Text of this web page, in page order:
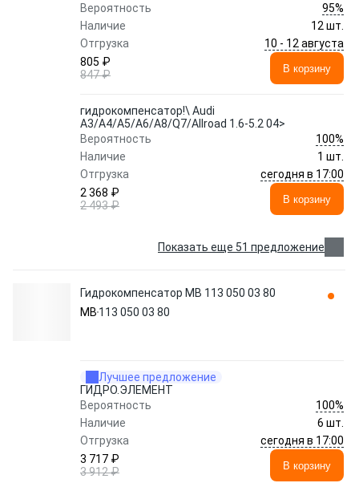
Вероятность
95%
Наличие
12 шт.
Отгрузка
10 - 12 августа
805 ₽
847 ₽
В корзину
гидрокомпенсатор!\ Audi
A3/A4/A5/A6/A8/Q7/Allroad 1.6-5.2 04>
Вероятность
100%
Наличие
1 шт.
Отгрузка
сегодня в 17:00
2 368 ₽
2 493 ₽
В корзину
Показать еще 51 предложение
Гидрокомпенсатор MB 113 050 03 80
MB 113 050 03 80
Лучшее предложение
ГИДРО.ЭЛЕМЕНТ
Вероятность
100%
Наличие
6 шт.
Отгрузка
сегодня в 17:00
3 717 ₽
3 912 ₽
В корзину